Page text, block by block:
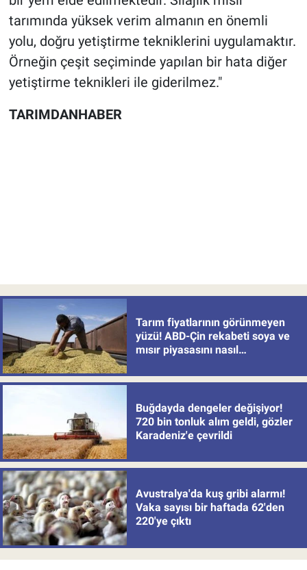
tarımında yüksek verim almanın en önemli
yolu, doğru yetiştirme tekniklerini uygulamaktır.
Örneğin çeşit seçiminde yapılan bir hata diğer
yetiştirme teknikleri ile giderilmez."
TARIMDANHABER
Tarım fiyatlarının görünmeyen
yüzü! ABD-Çin rekabeti soya ve
mısır piyasasını nasıl
Buğdayda dengeler değişiyor!
720 bin tonluk alım geldi, gözler
Karadeniz'e çevrildi
Avustralya'da kuş gribi alarmı!
Vaka sayısı bir haftada 62'den
220'ye çıktı